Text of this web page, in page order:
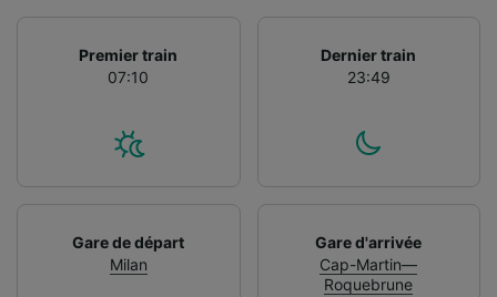
Premier train
07:10
Dernier train
23:49
Gare de départ
Milan
Gare d'arrivée
Cap-Martin—
Roquebrune